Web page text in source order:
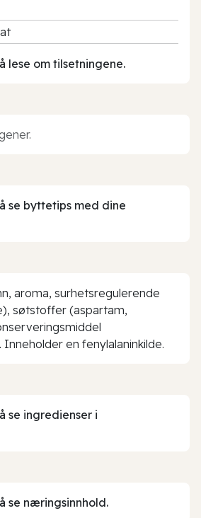
lese om tilsetningene.
se byttetips med dine
aroma, surhetsregulerende
søtstoffer (aspartam,
en fenylalaninkilde.
se ingredienser i
se næringsinnhold.